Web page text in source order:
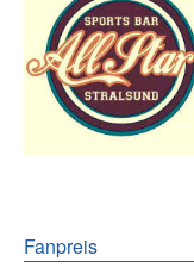
Fanpreis